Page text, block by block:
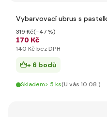
Vybarvovací ubrus s
170 Kč
319 Kč(-47 %)
140 Kč bez DPH
+ 6 bodů
Skladem> 5 ks(U vás 10.08.)